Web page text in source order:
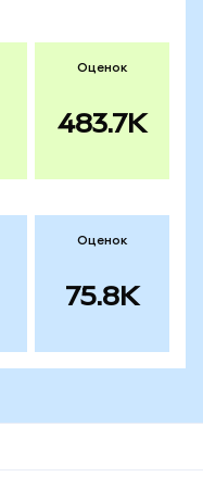
Оценок
483.7K
Оценок
75.8K